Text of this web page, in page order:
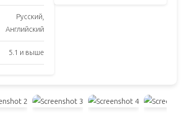
Русский,
Английский
5.1 и выше